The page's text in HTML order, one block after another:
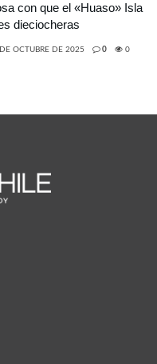
con que el «Huaso» Isla
dieciocheras
OCTUBRE DE 2025 0 0